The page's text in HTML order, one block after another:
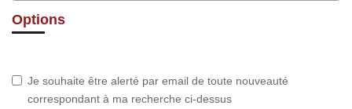
Options
Je souhaite être alerté par email de toute nouveauté
correspondant à ma recherche ci-dessus